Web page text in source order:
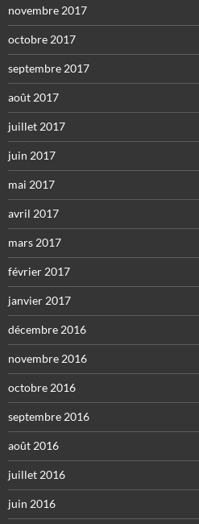
novembre 2017
octobre 2017
septembre 2017
août 2017
juillet 2017
juin 2017
mai 2017
avril 2017
mars 2017
février 2017
janvier 2017
décembre 2016
novembre 2016
octobre 2016
septembre 2016
août 2016
juillet 2016
juin 2016